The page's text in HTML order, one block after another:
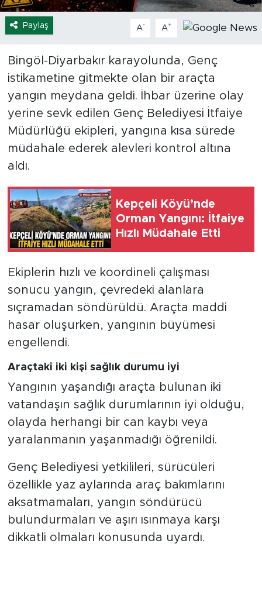
Paylaş A- A+
Bingöl-Diyarbakır karayolunda, Genç
istikametine gitmekte olan bir araçta
yangın meydana geldi. İhbar üzerine olay
yerine sevk edilen Genç Belediyesi İtfaiye
Müdürlüğü ekipleri, yangına kısa sürede
müdahale ederek alevleri kontrol altına
aldı.
Kepçeli Köyü’nde
Orman Yangını: İtfaiye
Hızlı Müdahale Etti
Ekiplerin hızlı ve koordineli çalışması
sonucu yangın, çevredeki alanlara
sıçramadan söndürüldü. Araçta maddi
hasar oluşurken, yangının büyümesi
engellendi.
Araçtaki iki kişi sağlık durumu iyi
Yangının yaşandığı araçta bulunan iki
vatandaşın sağlık durumlarının iyi olduğu,
olayda herhangi bir can kaybı veya
yaralanmanın yaşanmadığı öğrenildi.
Genç Belediyesi yetkilileri, sürücüleri
özellikle yaz aylarında araç bakımlarını
aksatmamaları, yangın söndürücü
bulundurmaları ve aşırı ısınmaya karşı
dikkatli olmaları konusunda uyardı.
Hava Durumu
Bingöl Kaza Haberleri